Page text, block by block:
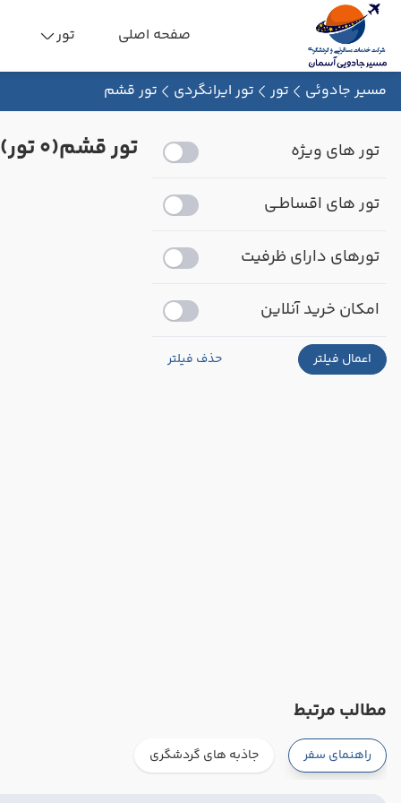
صفحه اصلی تور
مسیر جادوئی تور تور ایرانگردی تور قشم
تور های ویژه
تور های اقساطـی
تورهای دارای ظرفیت
امکان خرید آنلاین
اعمال فیلتر حذف فیلتر
تور قشم(0 تور)
مطالب مرتبط
راهنمای سفر جاذبه های گردشگری